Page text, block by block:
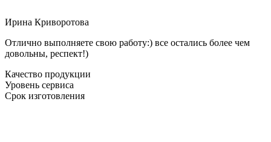
Ирина Криворотова
Отлично выполняете свою работу:) все остались более чем
довольны, респект!)
Качество продукции
Уровень сервиса
Срок изготовления